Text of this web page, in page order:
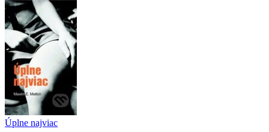
Úplne najviac